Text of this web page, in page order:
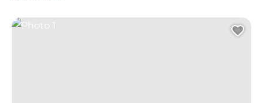
Photo 1